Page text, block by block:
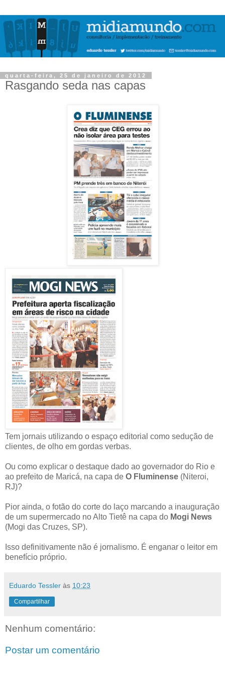
quarta-feira, 25 de janeiro de 2012
Rasgando seda nas capas
Tem jornais utilizando o espaço editorial como sedução de
clientes, de olho em gordas verbas.
Ou como explicar o destaque dado ao governador do Rio e
ao prefeito de Maricá, na capa de O Fluminense (Niteroi,
RJ)?
Pior ainda, o fotão do corte do laço marcando a inauguração
de um supermercado no Alto Tietê na capa do Mogi News
(Mogi das Cruzes, SP).
Isso definitivamente não é jornalismo. É enganar o leitor em
benefício próprio.
Eduardo Tessler às 10:23
Compartilhar
Nenhum comentário:
Postar um comentário